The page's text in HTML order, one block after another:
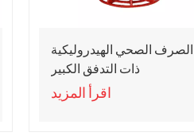
الصحي الهيدروليكية
ذات التدفق الكبير
اقرأ المزيد